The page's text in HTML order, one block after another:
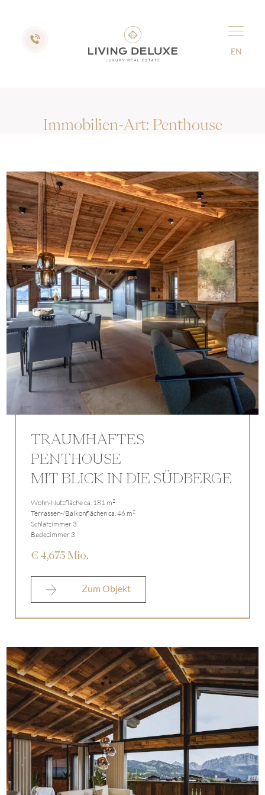
EN
Immobilien-Art: Penthouse
TRAUMHAFTES
PENTHOUSE
MIT BLICK IN DIE SÜDBERGE
Wohn-Nutzfläche ca. 181 m2
Terrassen-/Balkonflächen ca. 46 m2
Schlafzimmer 3
Badezimmer 3
€ 4,675 Mio.
Zum Objekt